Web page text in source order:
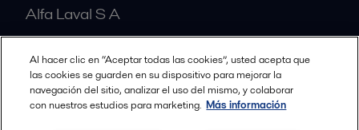
Alfa Laval S A
Nuestras oficinas
Al hacer clic en “Aceptar todas las cookies”, usted acepta que
las cookies se guarden en su dispositivo para mejorar la
navegación del sitio, analizar el uso del mismo, y colaborar
con nuestros estudios para marketing. Más información